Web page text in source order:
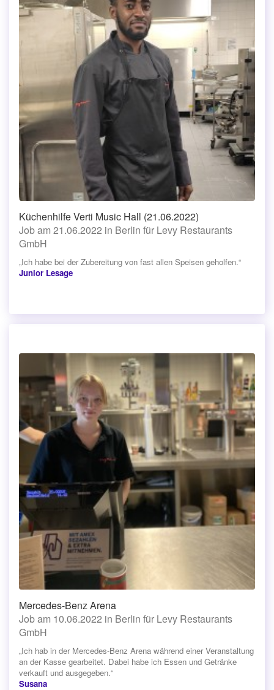
Küchenhilfe Verti Music Hall (21.06.2022)
Job am 21.06.2022 in Berlin für Levy Restaurants
GmbH
„Ich habe bei der Zubereitung von fast allen Speisen geholfen.“
Junior Lesage
Mercedes-Benz Arena
Job am 10.06.2022 in Berlin für Levy Restaurants
GmbH
„Ich hab in der Mercedes-Benz Arena während einer Veranstaltung
an der Kasse gearbeitet. Dabei habe ich Essen und Getränke
verkauft und ausgegeben.“
Susana